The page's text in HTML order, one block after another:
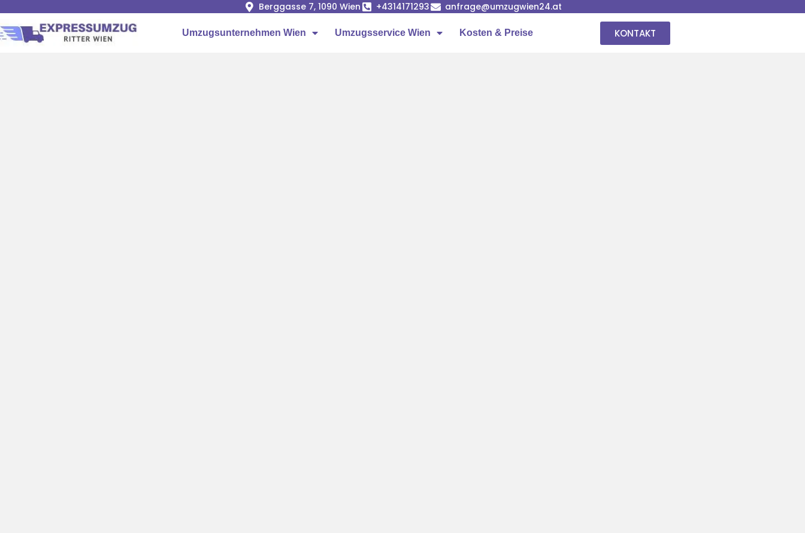
Berggasse 7, 1090 Wien +4314171293 anfrage@umzugwien24.at
Umzugsunternehmen Wien Umzugsservice Wien Kosten & Preise KONTAKT